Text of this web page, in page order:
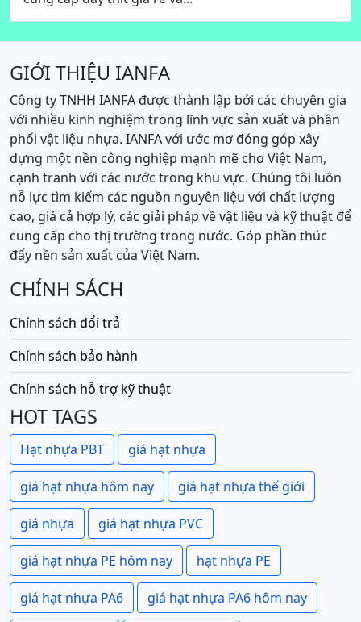
GIỚI THIỆU IANFA
Công ty TNHH IANFA được thành lập bởi các chuyên gia
với nhiều kinh nghiệm trong lĩnh vực sản xuất và phân
phối vật liệu nhựa. IANFA với ước mơ đóng góp xây
dựng một nền công nghiệp mạnh mẽ cho Việt Nam,
cạnh tranh với các nước trong khu vực. Chúng tôi luôn
nỗ lực tìm kiếm các nguồn nguyên liệu với chất lượng
cao, giá cả hợp lý, các giải pháp về vật liệu và kỹ thuật để
cung cấp cho thị trường trong nước. Góp phần thúc
đẩy nền sản xuất của Việt Nam.
CHÍNH SÁCH
Chính sách đổi trả
Chính sách bảo hành
Chính sách hỗ trợ kỹ thuật
HOT TAGS
Hạt nhựa PBT giá hạt nhựa
giá hạt nhựa hôm nay giá hạt nhựa thế giới
giá nhựa giá hạt nhựa PVC
giá hạt nhựa PE hôm nay hạt nhựa PE
giá hạt nhựa PA6 giá hạt nhựa PA6 hôm nay